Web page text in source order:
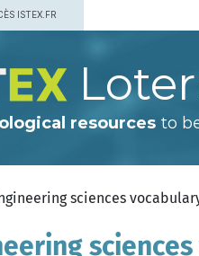
ISTEX.FR
resources to
sciences